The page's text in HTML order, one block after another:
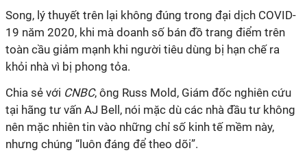
Song, lý thuyết trên lại không đúng trong đại dịch COVID-
19 năm 2020, khi mà doanh số bán đồ trang điểm trên
toàn cầu giảm mạnh khi người tiêu dùng bị hạn chế ra
khỏi nhà vì bị phong tỏa.
Chia sẻ với CNBC, ông Russ Mold, Giám đốc nghiên cứu
tại hãng tư vấn AJ Bell, nói mặc dù các nhà đầu tư không
nên mặc nhiên tin vào những chỉ số kinh tế mềm này,
nhưng chúng “luôn đáng để theo dõi”.